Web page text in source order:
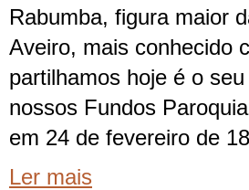
Rabumba, figura maior
Aveiro, mais conhecido
partilhamos hoje é o
nossos Fundos
em 24 de fevereiro de
Ler mais